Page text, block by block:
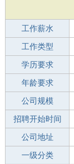
工作薪水
招聘人数
工作类型
性别要求
学历要求
工作经验
年龄要求
工作地点
公司规模
公司电话
招聘开始时间
招聘结束时间
公司地址
一级分类